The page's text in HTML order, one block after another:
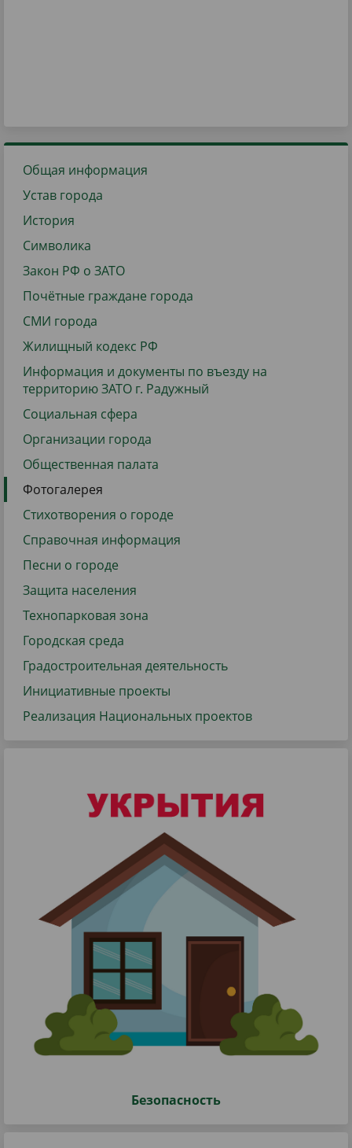
Общая информация
Устав города
История
Символика
Закон РФ о ЗАТО
Почётные граждане города
СМИ города
Жилищный кодекс РФ
Информация и документы по въезду на
территорию ЗАТО г. Радужный
Социальная сфера
Организации города
Общественная палата
Фотогалерея
Стихотворения о городе
Справочная информация
Песни о городе
Защита населения
Технопарковая зона
Городская среда
Градостроительная деятельность
Инициативные проекты
Реализация Национальных проектов
Безопасность